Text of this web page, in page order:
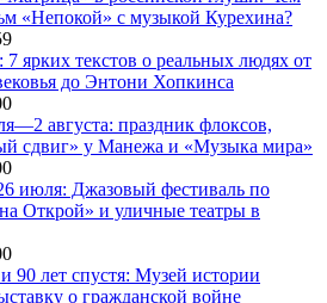
«Непокой» с музыкой Курехина?
ярких текстов о реальных людях от
до Энтони Хопкинса
августа: праздник флоксов,
сдвиг» у Манежа и «Музыка мира»
июля: Джазовый фестиваль по
Открой» и уличные театры в
90 лет спустя: Музей истории
о гражданской войне